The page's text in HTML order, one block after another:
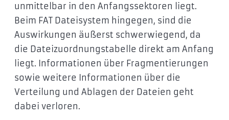
unmittelbar in den Anfangssektoren liegt.
Beim FAT Dateisystem hingegen, sind die
Auswirkungen äußerst schwerwiegend, da
die Dateizuordnungstabelle direkt am Anfang
liegt. Informationen über Fragmentierungen
sowie weitere Informationen über die
Verteilung und Ablagen der Dateien geht
dabei verloren.